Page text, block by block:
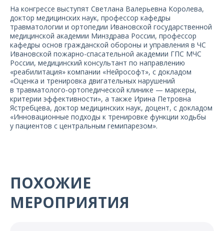
На конгрессе выступят Светлана Валерьевна Королева,
доктор медицинских наук, профессор кафедры
травматологии и ортопедии Ивановской государственной
медицинской академии Минздрава России, профессор
кафедры основ гражданской обороны и управления в ЧС
Ивановской пожарно-спасательной академии ГПС МЧС
России, медицинский консультант по направлению
«реабилитация» компании «Нейрософт», с докладом
«Оценка и тренировка двигательных нарушений
в травматолого-ортопедической клинике — маркеры,
критерии эффективности», а также Ирина Петровна
Ястребцева, доктор медицинских наук, доцент, с докладом
«Инновационные подходы к тренировке функции ходьбы
у пациентов с центральным гемипарезом».
ПОХОЖИЕ
МЕРОПРИЯТИЯ